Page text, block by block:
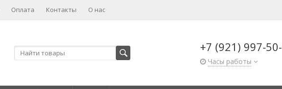
Оплата Контакты О нас
+7 (921) 997-
Часы работы